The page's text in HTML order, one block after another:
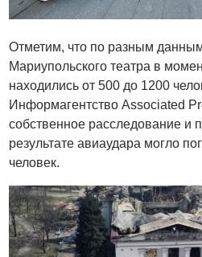
Отметим, что по разным
Мариупольского театра в
находились от 500 до 1200
Информагентство Associated
собственное расследование и
результате авиаудара могло
человек.